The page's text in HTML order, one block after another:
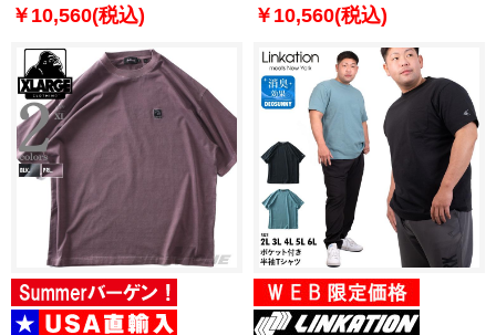
￥10,560(税込) ￥10,560(税込)